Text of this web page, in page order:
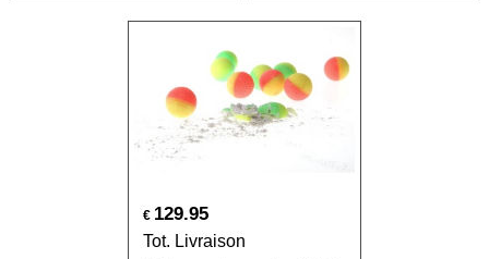
€ 129.95
Tot. Livraison